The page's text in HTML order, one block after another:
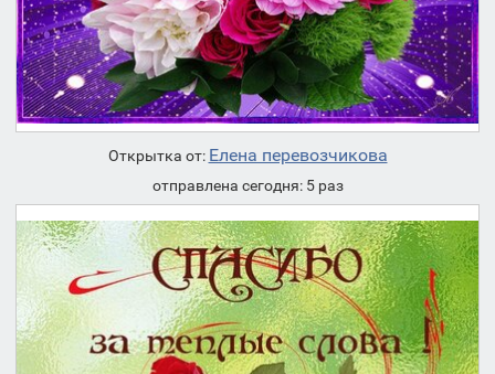
Открытка от: Елена перевозчикова
отправлена сегодня: 5 раз